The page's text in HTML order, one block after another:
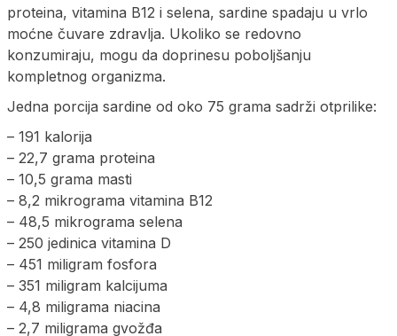
proteina, vitamina B12 i selena, sardine spadaju u vrlo
moćne čuvare zdravlja. Ukoliko se redovno
konzumiraju, mogu da doprinesu poboljšanju
kompletnog organizma.
Jedna porcija sardine od oko 75 grama sadrži otprilike:
– 191 kalorija
– 22,7 grama proteina
– 10,5 grama masti
– 8,2 mikrograma vitamina B12
– 48,5 mikrograma selena
– 250 jedinica vitamina D
– 451 miligram fosfora
– 351 miligram kalcijuma
– 4,8 miligrama niacina
– 2,7 miligrama gvožđa